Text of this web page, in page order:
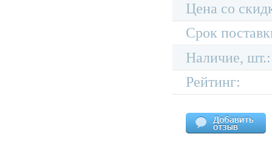
Цена со
Срок
Наличие, шт.:
Рейтинг: